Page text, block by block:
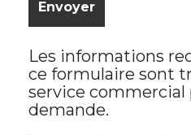
Les informations
ce formulaire sont
service
demande.